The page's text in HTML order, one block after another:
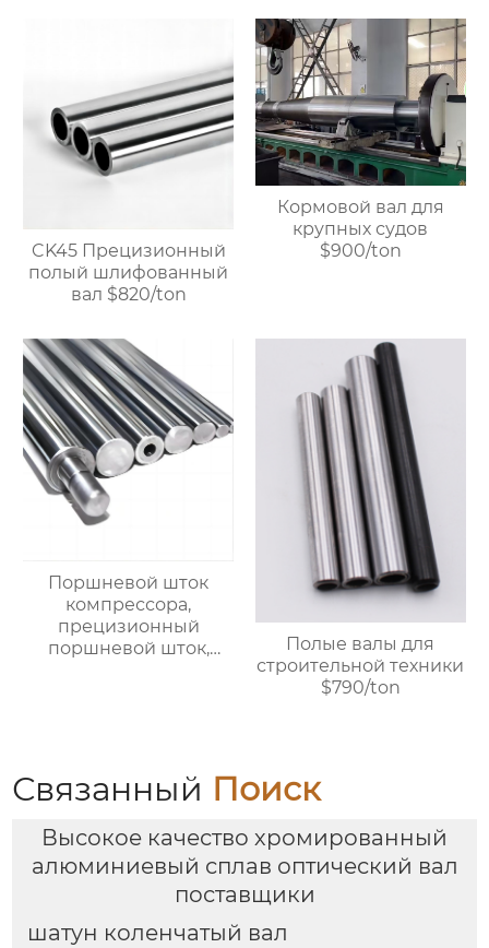
вал, вал с линейными
подшипниками,
жесткий
хромированный
полированный вал.
Возможна
индивидуальная
настройка, прямая
продажа с завода.
CK45 Прецизионный
полый шлифованный
вал $820/ton
Кормовой вал для
крупных судов
$900/ton
Поршневой шток
компрессора,
прецизионный
поршневой шток,
полированный вал.
Возможна
настройка, прямая
продажа с завода.
Полые валы для
строительной техники
$790/ton
Связанный Поиск
Высокое качество хромированный
алюминиевый сплав оптический вал
поставщики
шатун коленчатый вал